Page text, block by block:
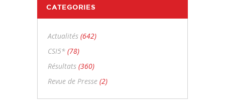
CATEGORIES
Actualités (642)
CSI5* (78)
Résultats (360)
Revue de Presse (2)